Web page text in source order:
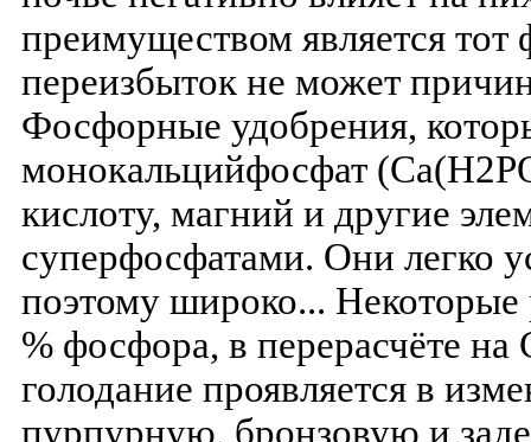
преимуществом является тот
переизбыток не может
Фосфорные удобрения,
монокальцийфосфат
кислоту, магний и другие
суперфосфатами. Они легко
поэтому широко... Некоторые
% фосфора, в перерасчёте
голодание проявляется в
пурпурную, бронзовую и